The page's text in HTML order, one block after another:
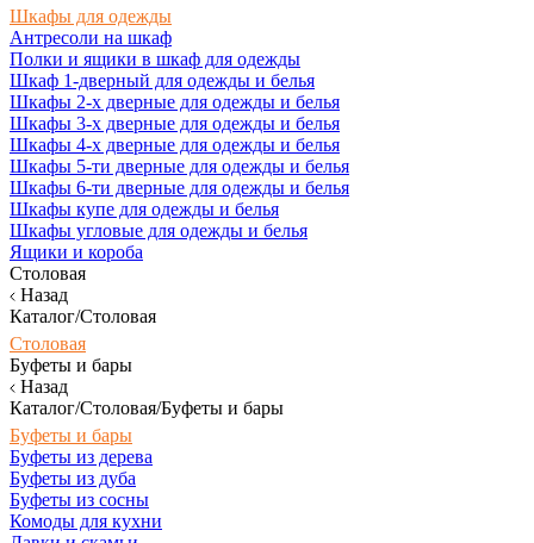
Шкафы для одежды
Антресоли на шкаф
Полки и ящики в шкаф для одежды
Шкаф 1-дверный для одежды и белья
Шкафы 2-х дверные для одежды и белья
Шкафы 3-х дверные для одежды и белья
Шкафы 4-х дверные для одежды и белья
Шкафы 5-ти дверные для одежды и белья
Шкафы 6-ти дверные для одежды и белья
Шкафы купе для одежды и белья
Шкафы угловые для одежды и белья
Ящики и короба
Столовая
Назад
Каталог/Столовая
Столовая
Буфеты и бары
Назад
Каталог/Столовая/Буфеты и бары
Буфеты и бары
Буфеты из дерева
Буфеты из дуба
Буфеты из сосны
Комоды для кухни